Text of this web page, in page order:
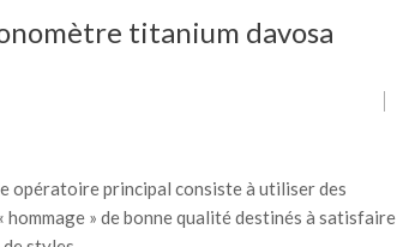
titanium davosa
opératoire principal consiste à utiliser des
hommage » de bonne qualité destinés à satisfaire